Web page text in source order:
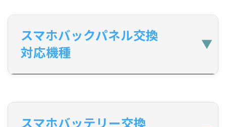
スマホバックパネル交換
対応機種
スマホバッテリー交換